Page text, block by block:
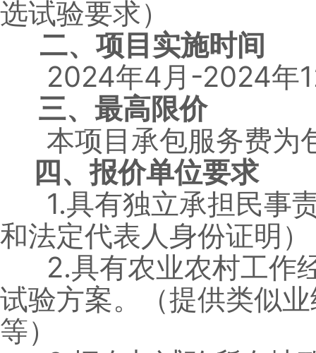
选试验要求）
二、项目实施时间
2024年4月-2024年
三、最高限价
本项目承包服务费为
四、报价单位要求
1.具有独立承担民事
和法定代表人身份证明）
2.具有农业农村工作
试验方案。（提供类似
等）